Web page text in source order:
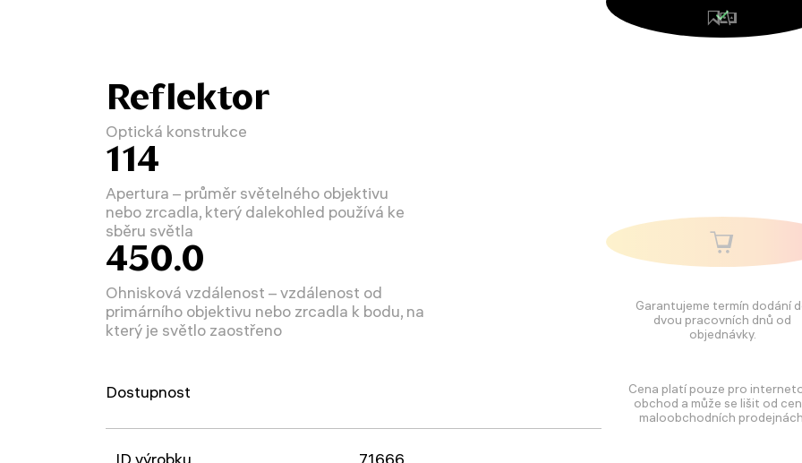
Garantujeme termín dodání
dvou pracovních dnů od
objednávky.
Cena platí pouze pro
obchod a může se lišit od
maloobchodních
Reflektor
Optická konstrukce
114
Apertura – průměr světelného objektivu
nebo zrcadla, který dalekohled používá ke
sběru světla
450.0
Ohnisková vzdálenost – vzdálenost od
primárního objektivu nebo zrcadla k bodu, na
který je světlo zaostřeno
Dostupnost